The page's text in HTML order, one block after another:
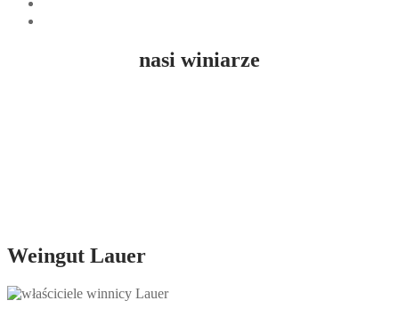
nasi winiarze
Weingut Lauer